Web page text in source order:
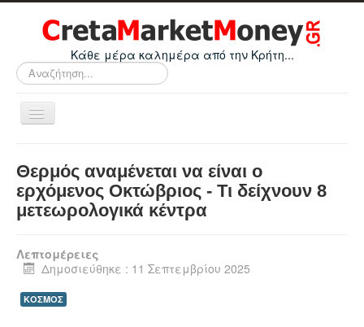
Κάθε μέρα καλημέρα από την Κρήτη...
Αναζήτηση...
Εναλλαγή
πλοήγησης
Οικονομικά
Κρήτη
Ε.Ε.
Κόσμος
Θερμός αναμένεται να είναι ο
ερχόμενος Οκτώβριος - Τι δείχνουν 8
μετεωρολογικά κέντρα
Λεπτομέρειες
Δημοσιεύθηκε : 11 Σεπτεμβρίου 2025
ΚΟΣΜΟΣ